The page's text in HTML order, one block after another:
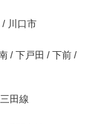
/ 川口市
/ 下戸田 / 下前 /
田線